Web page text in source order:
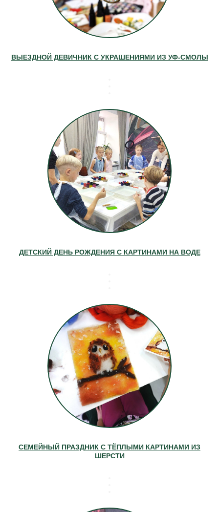
ВЫЕЗДНОЙ ДЕВИЧНИК С УКРАШЕНИЯМИ ИЗ УФ-СМОЛЫ
ДЕТСКИЙ ДЕНЬ РОЖДЕНИЯ С КАРТИНАМИ НА ВОДЕ
СЕМЕЙНЫЙ ПРАЗДНИК С ТЁПЛЫМИ КАРТИНАМИ ИЗ
ШЕРСТИ